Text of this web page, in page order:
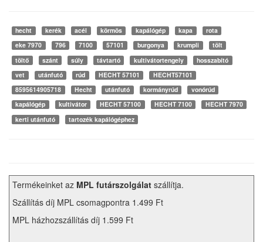
hecht kerék acél körmös kapálógép kapa
rota
eke 7970
796 7100 57101 burgonya krumpli
tölt
töltő
szánt súly távtartó kultivátortengely
hosszabító
vet
utánfutó rúd HECHT 57101
HECHT57101
8595614905718
Hecht utánfutó kormányrúd
vonórúd
kapálógép
kultivátor HECHT 57100 HECHT 7100
HECHT 7970
kerti utánfutó
tartozék kapálógéphez
Termékeinket az MPL futárszolgálat szállítja.
Szállítás díj MPL csomagpontra 1.499 Ft
MPL házhozszállítás díj 1.599 Ft